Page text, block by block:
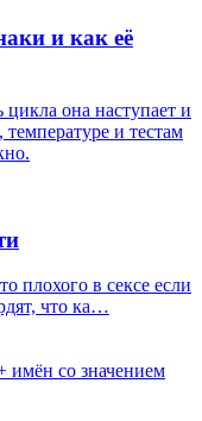
и как её
цикла она наступает и
и тестам
плохого в сексе если
что ка…